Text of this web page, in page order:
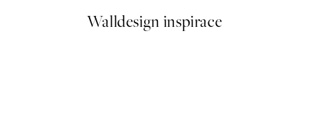
Walldesign inspirace